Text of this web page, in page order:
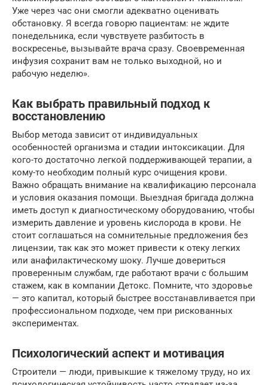
Уже через час они смогли адекватно оценивать
обстановку. Я всегда говорю пациентам: не ждите
понедельника, если чувствуете разбитость в
воскресенье, вызывайте врача сразу. Своевременная
инфузия сохранит вам не только выходной, но и
рабочую неделю».
Как выбрать правильный подход к
восстановлению
Выбор метода зависит от индивидуальных
особенностей организма и стадии интоксикации. Для
кого-то достаточно легкой поддерживающей терапии, а
кому-то необходим полный курс очищения крови.
Важно обращать внимание на квалификацию персонала
и условия оказания помощи. Выездная бригада должна
иметь доступ к диагностическому оборудованию, чтобы
измерить давление и уровень кислорода в крови. Не
стоит соглашаться на сомнительные предложения без
лицензии, так как это может привести к отеку легких
или анафилактическому шоку. Лучше довериться
проверенным службам, где работают врачи с большим
стажем, как в компании Детокс. Помните, что здоровье
— это капитал, который быстрее восстанавливается при
профессиональном подходе, чем при рискованных
экспериментах.
Психологический аспект и мотивация
Строители — люди, привыкшие к тяжелому труду, но их